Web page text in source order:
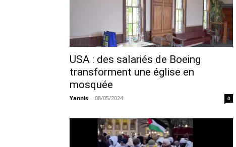
USA : des salariés de Boeing
transforment une église en
mosquée
Yannis - 08/05/2024 0